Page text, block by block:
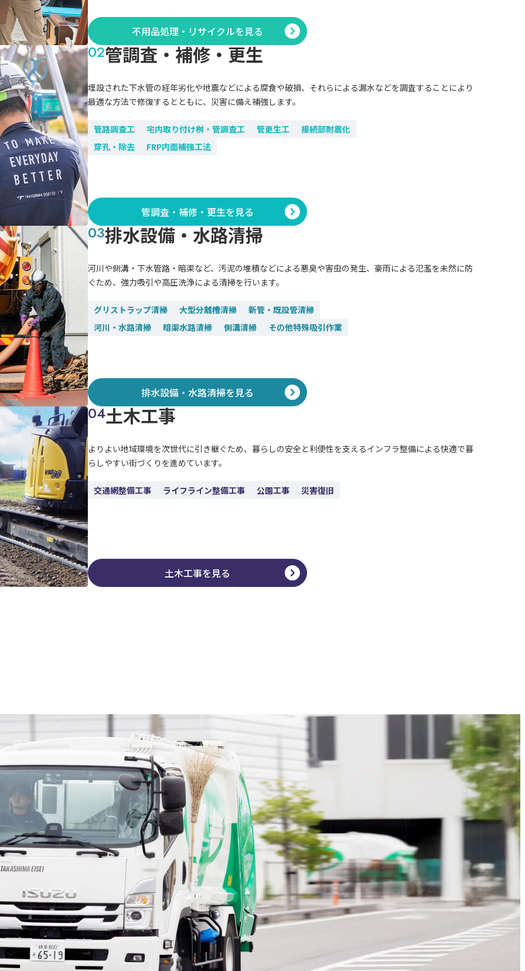
不用品処理・リサイクルを見る
管調査・補修・更生
埋設された下水管の経年劣化や地震などによる腐食や破損、それらによる漏水などを調査することにより
最適な方法で修復するとともに、災害に備え補強します。
管路調査工 宅内取り付け桝・管調査工 管更生工
接続部耐震化
穿孔・除去
FRP内面補強工法
管調査・補修・更生を見る
排水設備・水路清掃
河川や側溝・下水管路・暗渠など、汚泥の堆積などによる悪臭や害虫の発生、豪雨による氾濫を未然に防
ぐため、強力吸引や高圧洗浄による清掃を行います。
グリストラップ清掃 大型分離槽清掃
新管・既設管清掃
河川・水路清掃
暗渠水路清掃 側溝清掃 その他特殊吸引作業
排水設備・水路清掃を見る
土木工事
よりよい地域環境を次世代に引き継ぐため、暮らしの安全と利便性を支えるインフラ整備による快適で暮
らしやすい街づくりを進めています。
交通網整備工事 ライフライン整備工事 公園工事 災害復旧
土木工事を見る